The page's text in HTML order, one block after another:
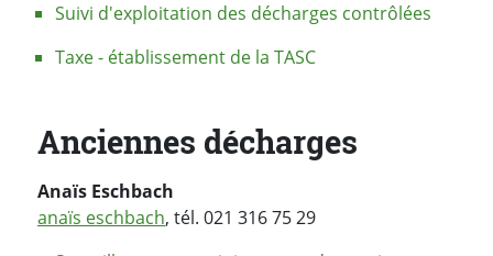
Suivi d'exploitation des décharges contrôlées
Taxe - établissement de la TASC
Anciennes décharges
Anaïs Eschbach
anaïs eschbach, tél. 021 316 75 29